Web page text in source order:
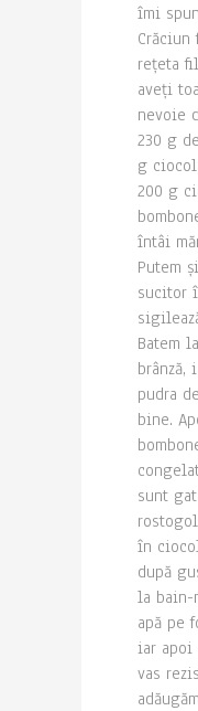
îmi
rețeta
aveți
nevoie
230 g
g
200 g
întâi
Putem
sucitor
Batem
brânză,
pudra
bine.
sunt
în
după
la bain-
apă pe
iar apoi
vas